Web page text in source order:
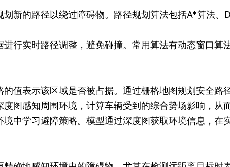
新的路径以绕过障碍物。路径规划算法包括A*算法、
行实时路径调整，避免碰撞。常用算法有动态窗口算
值表示该区域是否被占据。通过栅格地图规划安全路
图感知周围环境，计算车辆受到的综合势场影响，从
中学习避障策略。模型通过深度图获取环境信息，在